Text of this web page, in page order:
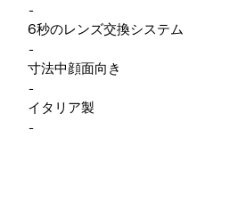
-
6秒のレンズ交換システム
-
寸法中顔面向き
-
イタリア製
-